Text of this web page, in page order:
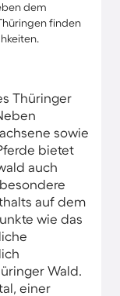
dem
finden
Thüringer
sowie
bietet
auch
auf dem
wie das
Wald.
einer